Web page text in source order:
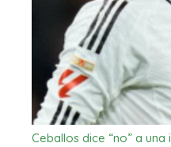
Ceballos dice “no” a